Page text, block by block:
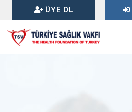
ÜYE OL